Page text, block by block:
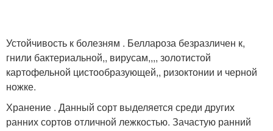
Устойчивость к болезням . Беллароза безразличен к,
гнили бактериальной,, вирусам,,,, золотистой
картофельной цистообразующей,, ризоктонии и черной
ножке.
Хранение . Данный сорт выделяется среди других
ранних сортов отличной лежкостью. Зачастую ранний